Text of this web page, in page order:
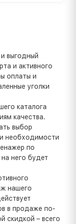
выгодный
и активного
оплаты и
уголки
каталога
качества.
выбор
необходимости
по
него будет
нашего
в продаже по-
скидкой – всего